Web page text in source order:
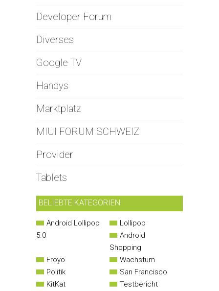
Developer Forum
Diverses
Google TV
Handys
Marktplatz
MIUI FORUM SCHWEIZ
Provider
Tablets
BELIEBTE KATEGORIEN
Android Lollipop
5.0
Lollipop
Android
Shopping
Froyo
Wachstum
Politik
San Francisco
KitKat
Testbericht